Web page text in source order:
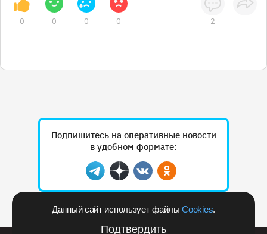
Данный сайт использует файлыCookies.
Подтвердить
0 0 0 0 2
Подпишитесь на оперативные новости
в удобном формате:
Telegram
ДзенВконтактеОдноклассники
Рекламодателям